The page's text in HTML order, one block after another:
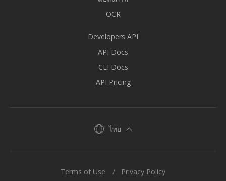
OCR
Developers API
API Docs
CLI Docs
API Pricing
ไทย
Terms of Use Privacy Policy